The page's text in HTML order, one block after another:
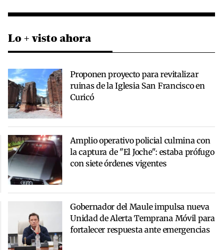
Lo + visto ahora
Proponen proyecto para revitalizar
ruinas de la Iglesia San Francisco en
Curicó
Amplio operativo policial culmina con
la captura de "El Joche": estaba prófugo
con siete órdenes vigentes
Gobernador del Maule impulsa nueva
Unidad de Alerta Temprana Móvil para
fortalecer respuesta ante emergencias